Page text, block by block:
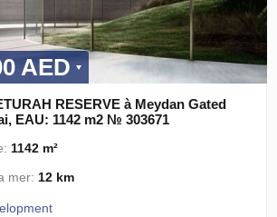
AED
RESERVE à Meydan Gated
EAU: 1142 m2 № 303671
1142 m²
mer:12 km